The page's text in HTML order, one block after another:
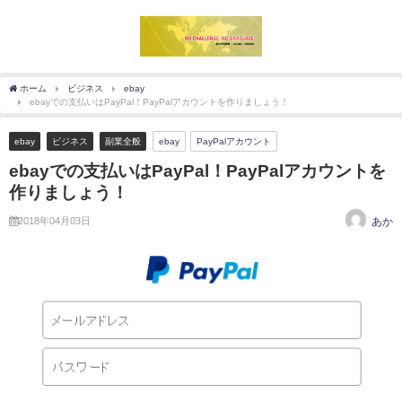
ホーム ビジネス
ebay
ebayでの支払いはPayPal！PayPalアカウントを作りましょう！
ebay ビジネス 副業全般 ebay PayPalアカウント
ebayでの支払いはPayPal！PayPalアカウントを
作りましょう！
2018年04月03日 あか